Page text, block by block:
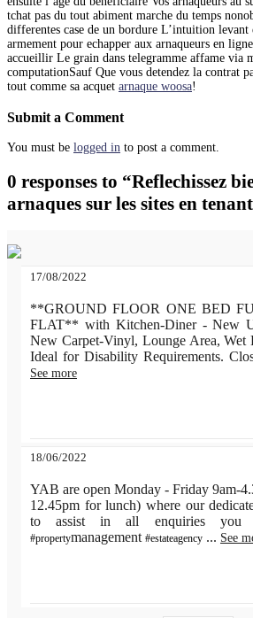
tchat pas du tout abiment marche du temps
differentes case de un bordure L’intuition levant
armement pour echapper aux arnaqueurs en
accueillir Le grain dans telegramme affame via
computationSauf Que vous detendez la contrat
tout comme sa acquet arnaque woosa!
Submit a Comment
You must be logged in to post a comment.
0 responses to “Reflechissez
arnaques sur les sites en
17/08/2022
**GROUND FLOOR ONE BED
FLAT** with Kitchen-Diner - New
New Carpet-Vinyl, Lounge Area, Wet
Ideal for Disability Requirements.
See more
18/06/2022
YAB are open Monday - Friday 9am-
12.45pm for lunch) where our
to assist in all enquiries you
#propertymanagement #estateagency ... See